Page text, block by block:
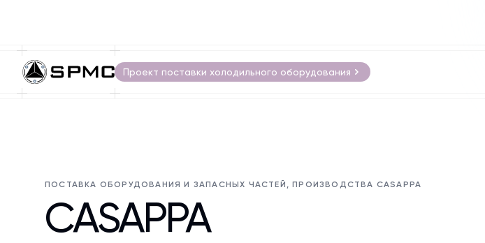
Проект поставки холодильного оборудования
ПОСТАВКА ОБОРУДОВАНИЯ И ЗАПАСНЫХ ЧАСТЕЙ, ПРОИЗВОДСТВА CASAPPA
CASAPPA